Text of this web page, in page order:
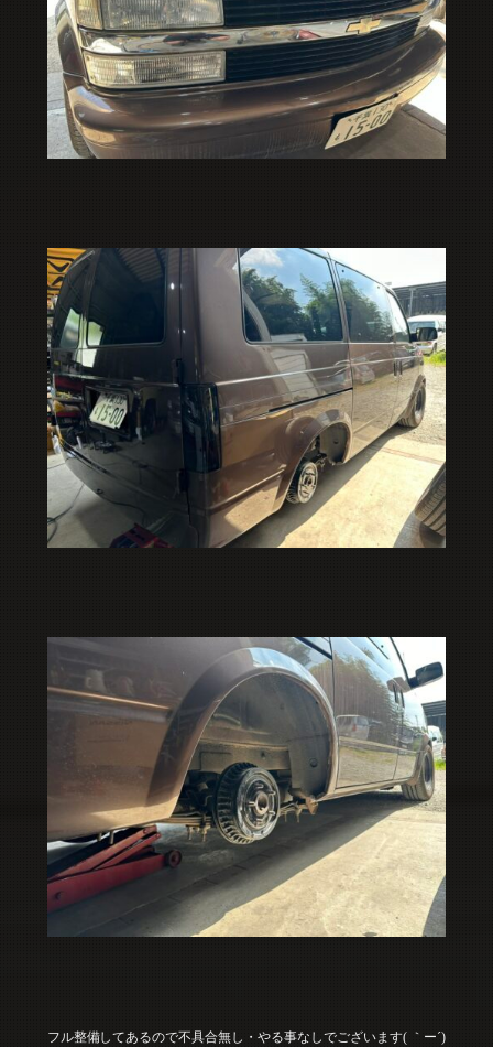
フル整備してあるので不具合無し・やる事なしでございます( ｀ー´)